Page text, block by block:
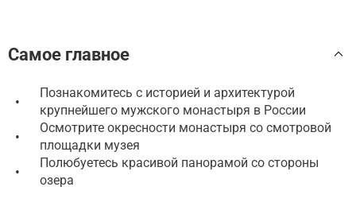
Самое главное
•
Познакомитесь с историей и архитектурой
крупнейшего мужского монастыря в России
•
Осмотрите окресности монастыря со смотровой
площадки музея
•
Полюбуетесь красивой панорамой со стороны
озера